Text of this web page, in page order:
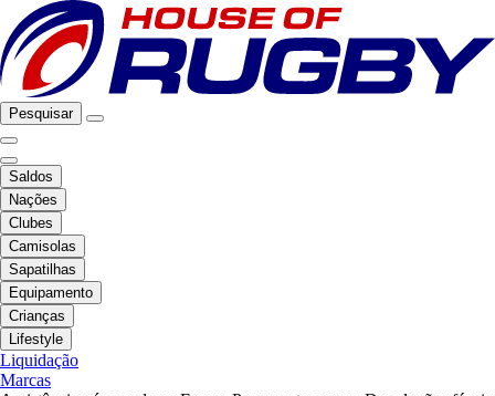
Pesquisar
Saldos
Nações
Clubes
Camisolas
Sapatilhas
Equipamento
Crianças
Lifestyle
Liquidação
Marcas